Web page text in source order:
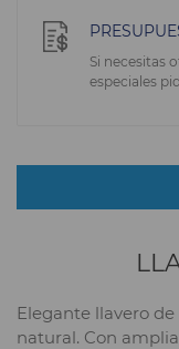
Si necesitas
especiales
Elegante llavero
natural. Con